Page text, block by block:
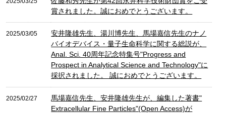
賞されました。誠におめでとうございます。
2025/03/05
安井隆雄先生、湯川博先生、馬場嘉信先生のナノ
バイオデバイス・量子生命科学に関する総説が、
Anal. Sci. 40周年記念特集号"Progress and
Prospect in Analytical Science and Technology"に
採択されました。 誠におめでとうございます。
2025/02/27
馬場嘉信先生、安井隆雄先生が、編集した著書"
Extracellular Fine Particles"(Open Access)が